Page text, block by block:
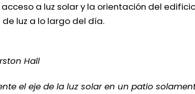
a luz solar y la orientación del
luz a lo largo del día.
Hall
el eje de la luz solar en un patio